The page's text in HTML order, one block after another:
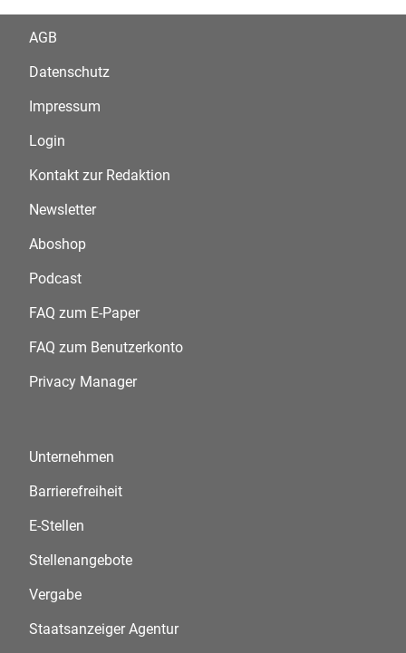
AGB
Datenschutz
Impressum
Login
Kontakt zur Redaktion
Newsletter
Aboshop
Podcast
FAQ zum E-Paper
FAQ zum Benutzerkonto
Privacy Manager
Unternehmen
Barrierefreiheit
E-Stellen
Stellenangebote
Vergabe
Staatsanzeiger Agentur